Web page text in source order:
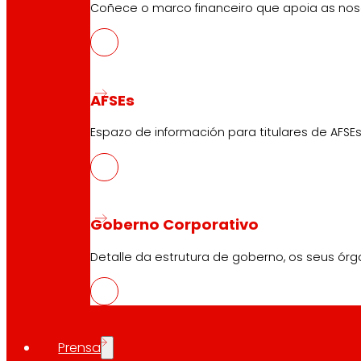
Coñece o marco financeiro que apoia as
AFSEs
Espazo de información para titulares de
Goberno Corporativo
Detalle da estrutura de goberno, os seus
Prensa
EROSKI Corporativo
Quen somos
Compromisos
Investidores
Innovación